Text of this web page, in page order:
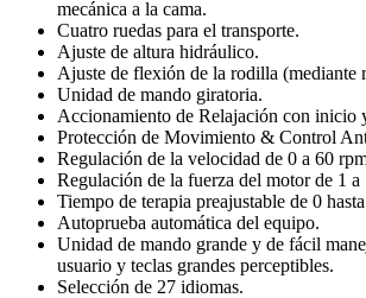
mecánica a la cama.
Cuatro ruedas para el transporte.
Ajuste de altura hidráulico.
Ajuste de flexión de la rodilla (mediante
Unidad de mando giratoria.
Accionamiento de Relajación con inicio
Protección de Movimiento & Control
Regulación de la velocidad de 0 a 60
Regulación de la fuerza del motor de 1 a
Tiempo de terapia preajustable de 0
Autoprueba automática del equipo.
Unidad de mando grande y de fácil
usuario y teclas grandes perceptibles.
Selección de 27 idiomas.